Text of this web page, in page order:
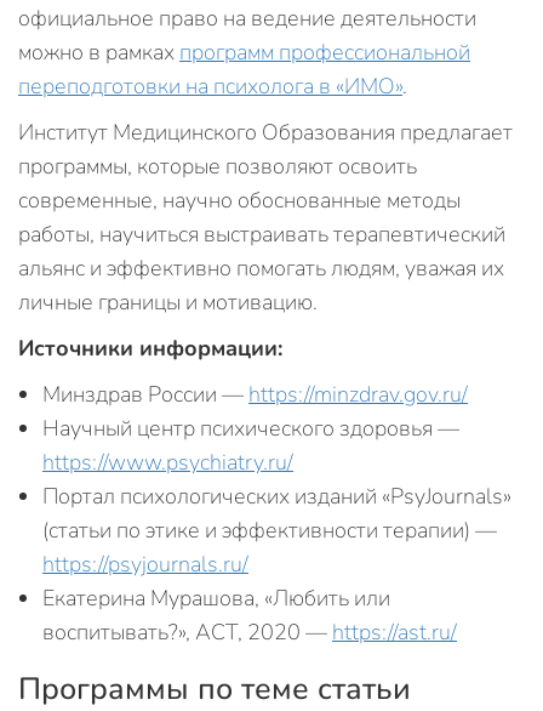
официальное право на ведение деятельности
можно в рамках программ профессиональной
переподготовки на психолога в «ИМО».
Институт Медицинского Образования предлагает
программы, которые позволяют освоить
современные, научно обоснованные методы
работы, научиться выстраивать терапевтический
альянс и эффективно помогать людям, уважая их
личные границы и мотивацию.
Источники информации:
Минздрав России — https://minzdrav.gov.ru/
Научный центр психического здоровья —
https://www.psychiatry.ru/
Портал психологических изданий «PsyJournals»
(статьи по этике и эффективности терапии) —
https://psyjournals.ru/
Екатерина Мурашова, «Любить или
воспитывать?», АСТ, 2020 — https://ast.ru/
Программы по теме статьи